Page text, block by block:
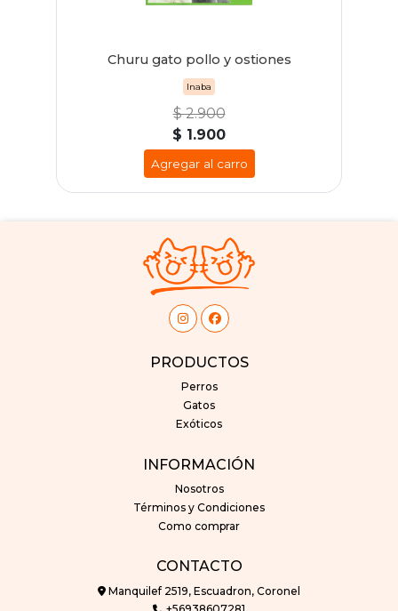
Churu gato pollo y ostiones
Inaba
$ 2.900
$ 1.900
Agregar al carro
PRODUCTOS
Perros
Gatos
Exóticos
INFORMACIÓN
Nosotros
Términos y Condiciones
Como comprar
CONTACTO
Manquilef 2519, Escuadron, Coronel